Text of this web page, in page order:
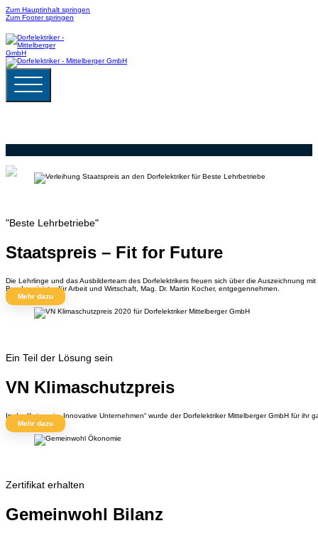
Zum Hauptinhalt springen
Zum Footer springen
Staatspreis – Fit for Future
"Beste Lehrbetriebe"
Die Lehrlinge und das Ausbilderteam des Dorfelektrikers freuen sich über die Auszeichnung
Bundesminister für Arbeit und Wirtschaft, Mag. Dr. Martin Kocher, entgegennehmen.
Mehr dazu
VN Klimaschutzpreis
Ein Teil der Lösung sein
In der Kategorie „Innovative Unternehmen“ wurde der Dorfelektriker Mittelberger GmbH für
Mehr dazu
Gemeinwohl Bilanz
Zertifikat erhalten